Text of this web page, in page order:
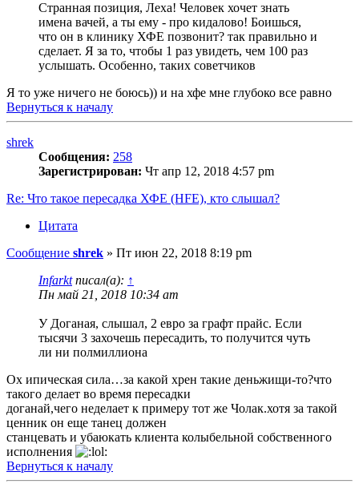
Странная позиция, Леха! Человек хочет знать
имена вачей, а ты ему - про кидалово! Боишься,
что он в клинику ХФЕ позвонит? так правильно и
сделает. Я за то, чтобы 1 раз увидеть, чем 100 раз
услышать. Особенно, таких советчиков
Я то уже ничего не боюсь)) и на хфе мне глубоко все равно
Вернуться к началу
shrek
Сообщения: 258
Зарегистрирован: Чт апр 12, 2018 4:57 pm
Re: Что такое пересадка ХФЕ (HFE), кто слышал?
Цитата
Сообщение shrek » Пт июн 22, 2018 8:19 pm
Infarktписал(а): ↑
Пн май 21, 2018 10:34 am
У Доганая, слышал, 2 евро за графт прайс. Если
тысячи 3 захочешь пересадить, то получится чуть
ли ни полмиллиона
Ох ипическая сила…за какой хрен такие деньжищи-то?что
такого делает во время пересадки
доганай,чего неделает к примеру тот же Чолак.хотя за такой
ценник он еще танец должен
станцевать и убаюкать клиента колыбельной собственного
исполнения
Вернуться к началу